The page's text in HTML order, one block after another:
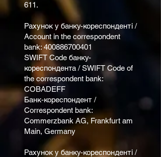
611.
Рахунок у банку-кореспонденті /
Account in the correspondent
bank: 400886700401
SWIFT Code банку-
кореспондента / SWIFT Code of
the correspondent bank:
COBADEFF
Банк-кореспондент /
Correspondent bank:
Commerzbank AG, Frankfurt am
Main, Germany
Рахунок у банку-кореспонденті /